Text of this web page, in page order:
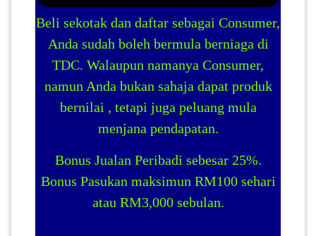
Beli sekotak dan daftar sebagai Consumer,
Anda sudah boleh bermula berniaga di
TDC. Walaupun namanya Consumer,
namun Anda bukan sahaja dapat produk
bernilai , tetapi juga peluang mula
menjana pendapatan.
Bonus Jualan Peribadi sebesar 25%.
Bonus Pasukan maksimun RM100 sehari
atau RM3,000 sebulan.